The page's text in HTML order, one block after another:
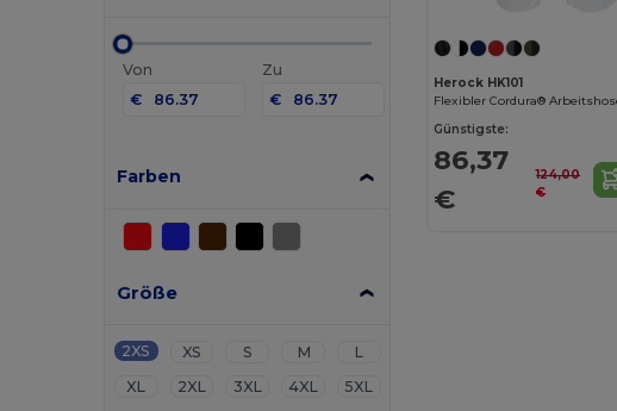
Von
€
Zu
€
Farben
Größe
2XS XS S M
L
XL
2XL 3XL 4XL 5XL
Herock HK101
Günstigste:
86,37
€
124,00
€